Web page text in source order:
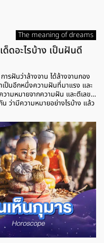
The meaning of dreams
ด็ดอะไรบ้าง เป็นฝันดี
ารฝันว่าล้างจาน ได้ล้างจานกอง
เป็นอีกหนึ่งความฝันที่มาแรง และ
ามหมายจากความฝัน และตีเลข
ว่ามีความหมายอย่างไรบ้าง แล้ว
ล้างจานกองใหญ่มากๆ ตามตำรา
เร็จในชีวิต ที่หากใครตั้งความ
บางคนยังมีเกณฑ์จะได้รับข่าวดีจาก
เมินการทำงาน ก็มีโอกาสจะได้
คนอื่น หากใครที่ฝันว่าล้างจานบ้าน
แล้ว หมายถึง การพบเจอกับความ
ครที่ป่วยก็จะหายจากอาการป่วย
ะต้องหมั่นเก็บหอมรอมริบร่วมด้วย
ร็จ ได้รับผลที่มุ่งหมายเอาไว้ ส่วน
ลขเด็ด ฝันว่าทำจานแตก หรือหาก
าทำนายความฝัน หมายถึง การ
ช่น หากรองานก็จะได้รับการตอบ
วังเรื่องการทะเลาะเบาะแว้งกับ
จจะทำให้เกิดปัญหาบานปลายได้